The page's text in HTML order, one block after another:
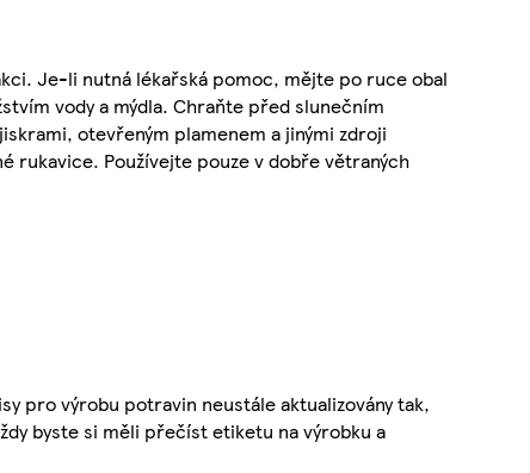
Je-li nutná lékařská pomoc, mějte po ruce obal
vody a mýdla. Chraňte před slunečním
otevřeným plamenem a jinými zdroji
rukavice. Používejte pouze v dobře větraných
pro výrobu potravin neustále aktualizovány tak,
byste si měli přečíst etiketu na výrobku a